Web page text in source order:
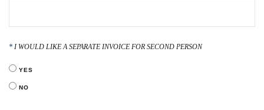
I WOULD LIKE A SEPARATE INVOICE FOR SECOND PERSON
YES
NO